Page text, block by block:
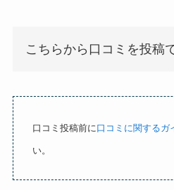
t
5
こちらから口コミを投稿
口コミ投稿前に口コミに関するガ
い。